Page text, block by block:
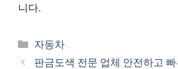
니다.
카
테
자동차
판금도색 전문 업체 안전하고